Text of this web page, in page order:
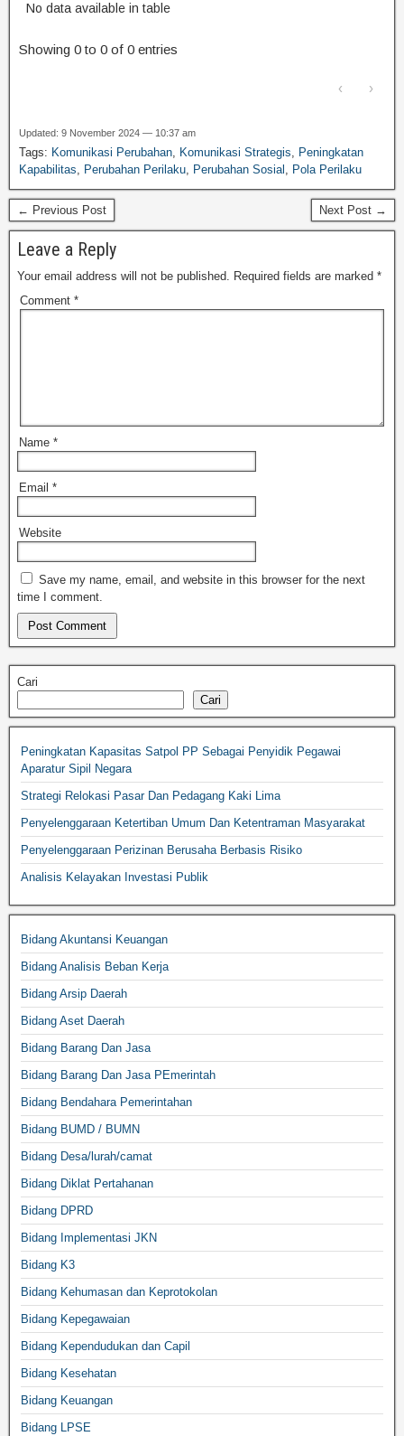
No data available in table
Showing 0 to 0 of 0 entries
‹ ›
Updated: 9 November 2024 — 10:37 am
Tags: Komunikasi Perubahan, Komunikasi Strategis, Peningkatan
Kapabilitas, Perubahan Perilaku, Perubahan Sosial , Pola Perilaku
← Previous Post Next Post →
Leave a Reply
Your email address will not be published. Required fields are marked *
Comment *
Name *
Email *
Website
Save my name, email, and website in this browser for the next
time I comment.
Cari
Cari
Peningkatan Kapasitas Satpol PP Sebagai Penyidik Pegawai
Aparatur Sipil Negara
Strategi Relokasi Pasar Dan Pedagang Kaki Lima
Penyelenggaraan Ketertiban Umum Dan Ketentraman Masyarakat
Penyelenggaraan Perizinan Berusaha Berbasis Risiko
Analisis Kelayakan Investasi Publik
Bidang Akuntansi Keuangan
Bidang Analisis Beban Kerja
Bidang Arsip Daerah
Bidang Aset Daerah
Bidang Barang Dan Jasa
Bidang Barang Dan Jasa PEmerintah
Bidang Bendahara Pemerintahan
Bidang BUMD / BUMN
Bidang Desa/lurah/camat
Bidang Diklat Pertahanan
Bidang DPRD
Bidang Implementasi JKN
Bidang K3
Bidang Kehumasan dan Keprotokolan
Bidang Kepegawaian
Bidang Kependudukan dan Capil
Bidang Kesehatan
Bidang Keuangan
Bidang LPSE